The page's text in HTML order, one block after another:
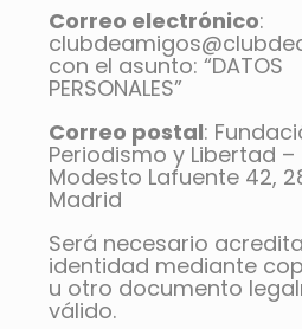
Correo electrónico:
con el asunto: “DATOS
PERSONALES”
Correo postal:
Periodismo y Libertad –
Modesto Lafuente 42,
Madrid
Será necesario
identidad mediante
u otro documento
válido.